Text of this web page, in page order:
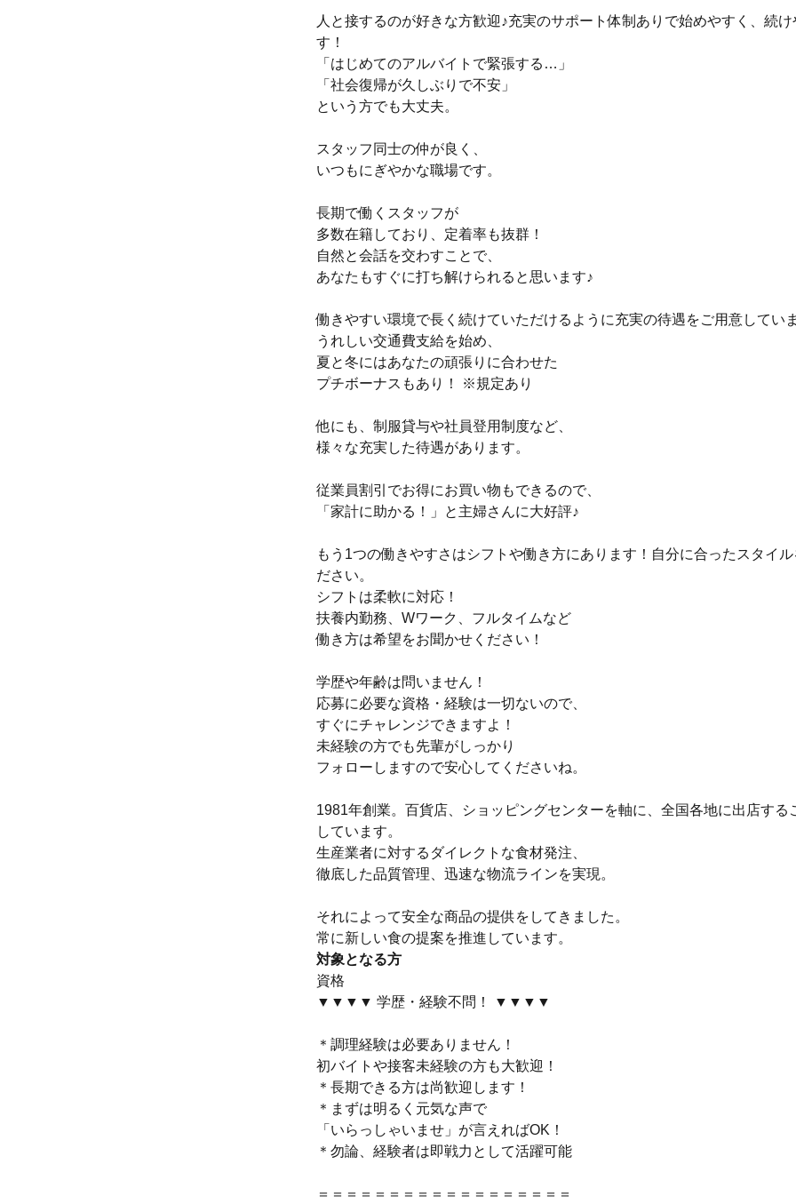
人と接するのが好きな方歓迎♪充実のサポート体制ありで始めやすく、続
す！
「はじめてのアルバイトで緊張する…」
「社会復帰が久しぶりで不安」
という方でも大丈夫。
スタッフ同士の仲が良く、
いつもにぎやかな職場です。
長期で働くスタッフが
多数在籍しており、定着率も抜群！
自然と会話を交わすことで、
あなたもすぐに打ち解けられると思います♪
働きやすい環境で長く続けていただけるように充実の待遇をご用意してい
うれしい交通費支給を始め、
夏と冬にはあなたの頑張りに合わせた
プチボーナスもあり！ ※規定あり
他にも、制服貸与や社員登用制度など、
様々な充実した待遇があります。
従業員割引でお得にお買い物もできるので、
「家計に助かる！」と主婦さんに大好評♪
もう1つの働きやすさはシフトや働き方にあります！自分に合ったスタイ
ださい。
シフトは柔軟に対応！
扶養内勤務、Wワーク、フルタイムなど
働き方は希望をお聞かせください！
学歴や年齢は問いません！
応募に必要な資格・経験は一切ないので、
すぐにチャレンジできますよ！
未経験の方でも先輩がしっかり
フォローしますので安心してくださいね。
1981年創業。百貨店、ショッピングセンターを軸に、全国各地に出店する
しています。
生産業者に対するダイレクトな食材発注、
徹底した品質管理、迅速な物流ラインを実現。
それによって安全な商品の提供をしてきました。
常に新しい食の提案を推進しています。
対象となる方
資格
▼▼▼▼ 学歴・経験不問！ ▼▼▼▼
＊調理経験は必要ありません！
初バイトや接客未経験の方も大歓迎！
＊長期できる方は尚歓迎します！
＊まずは明るく元気な声で
「いらっしゃいませ」が言えればOK！
＊勿論、経験者は即戦力として活躍可能
＝＝＝＝＝＝＝＝＝＝＝＝＝＝＝＝＝＝